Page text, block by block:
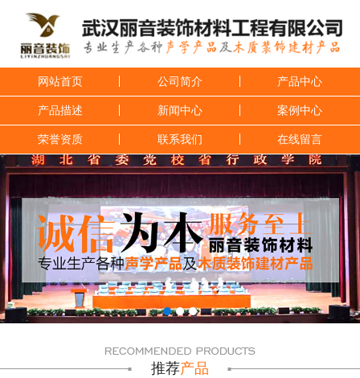
网站首页 公司简介 产品中心
产品描述 新闻中心 案例中心
荣誉资质 联系我们 在线留言
1 2 3
推荐产品